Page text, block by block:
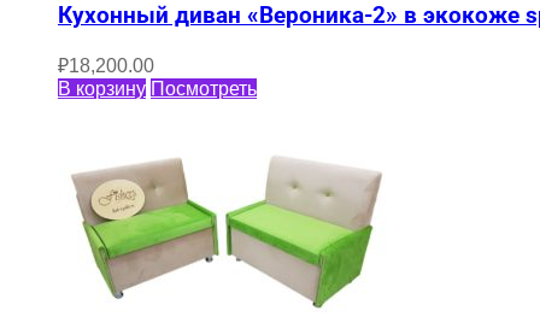
Кухонный диван «Вероника-2» в экокоже
₽18,200.00
В корзину Посмотреть